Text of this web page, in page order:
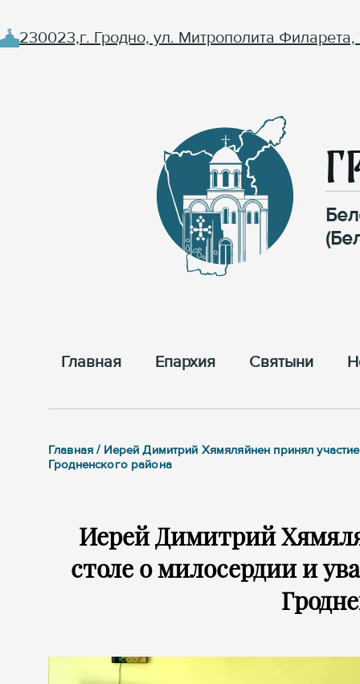
230023,г. Гродно, ул. Митрополита Филарета,
Главная Епархия Cвятыни
Главная / Иерей Димитрий Хямяляйнен принял
Гродненского района
Иерей Димитрий
столе о милосердии и